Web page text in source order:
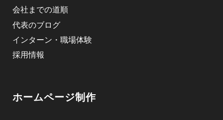
会社までの道順
代表のブログ
インターン・職場体験
採用情報
ホームページ制作